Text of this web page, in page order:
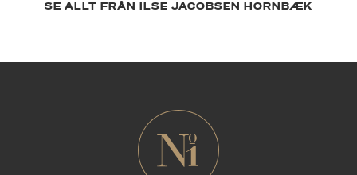
SE ALLT FRÅN ILSE JACOBSEN HORNBÆK